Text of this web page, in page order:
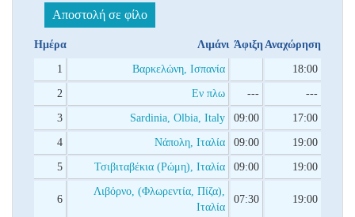
Αποστολή σε φίλο
Ημέρα Λιμάνι Άφιξη Αναχώρηση
1 Βαρκελώνη, Ισπανία 18:00
2 Εν πλω --- ---
3 Sardinia, Olbia, Italy 09:00 17:00
4 Νάπολη, Ιταλία 09:00 19:00
5 Τσιβιταβέκια (Ρώμη), Ιταλία 09:00 19:00
6
Λιβόρνο, (Φλωρεντία, Πίζα),
Ιταλία
07:30 19:00